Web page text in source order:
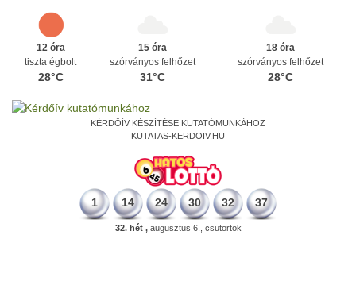
12 óra
tiszta égbolt
28°C
15 óra
szórványos felhőzet
31°C
18 óra
szórványos felhőzet
28°C
KÉRDŐÍV KÉSZÍTÉSE KUTATÓMUNKÁHOZ
KUTATAS-KERDOIV.HU
1 14 24 30 32 37
32. hét ,augusztus 6., csütörtök